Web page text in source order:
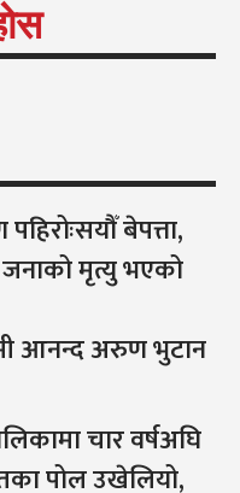
बेपत्ता,
मृत्यु भएको
आनन्द अरुण भुटान
चार वर्षअघि
पोल उखेलियो,